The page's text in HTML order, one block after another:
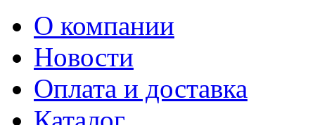
О компании
Новости
Оплата и доставка